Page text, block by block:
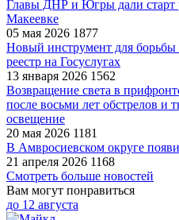
Главы ДНР и Югры дали старт
Макеевке
05 мая 2026 1877
Новый инструмент для
реестр на Госуслугах
13 января 2026 1562
Возвращение света в
после восьми лет обстрелов и
освещение
20 мая 2026 1181
В Амвросиевском округе
21 апреля 2026 1168
Смотреть больше новостей
Вам могут понравиться
до 12 августа